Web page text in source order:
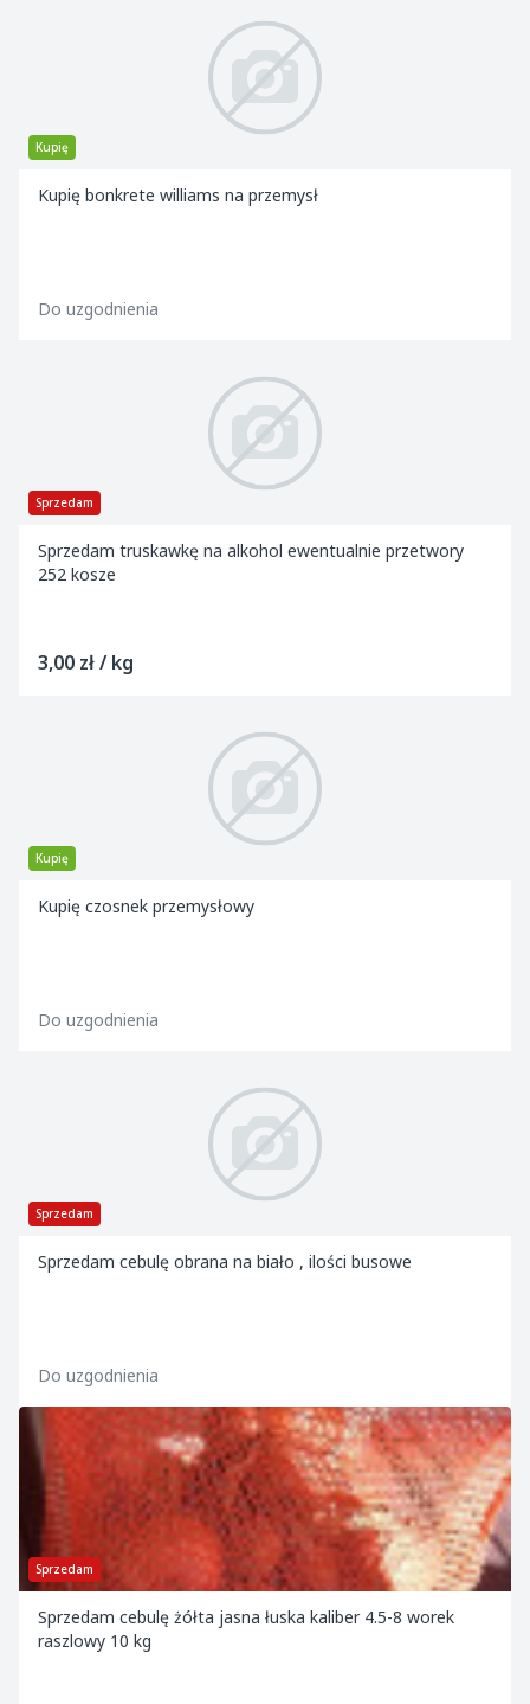
Kupię
Kupię bonkrete williams na przemysł
Do uzgodnienia
Sprzedam
Sprzedam truskawkę na alkohol ewentualnie przetwory
252 kosze
3,00 zł / kg
Kupię
Kupię czosnek przemysłowy
Do uzgodnienia
Sprzedam
Sprzedam cebulę obrana na biało , ilości busowe
Do uzgodnienia
Sprzedam
Sprzedam cebulę żółta jasna łuska kaliber 4.5-8 worek
raszlowy 10 kg